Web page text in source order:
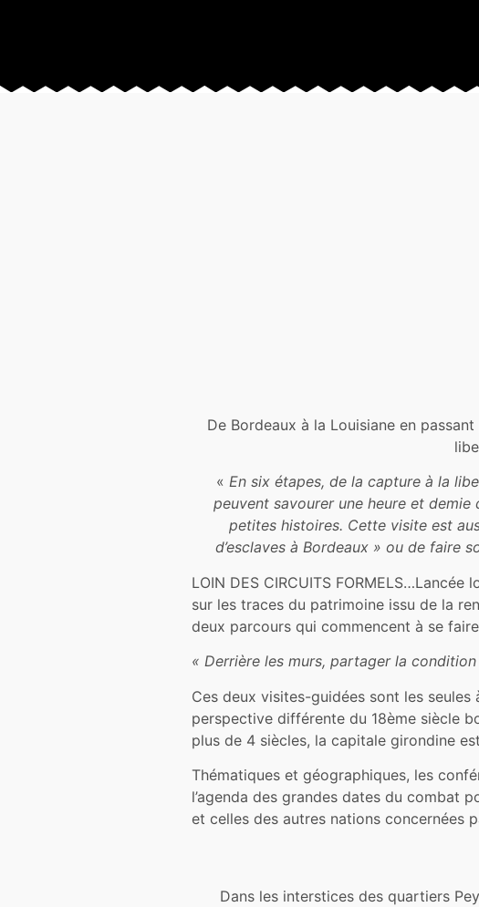
De Bordeaux à la Louisiane en
« En six étapes, de la capture à la
peuvent savourer une heure et
petites histoires. Cette visite est
d’esclaves à Bordeaux » ou de faire
LOIN DES CIRCUITS
sur les traces du patrimoine issu de la
deux parcours qui commencent à se
« Derrière les murs, partager la
Ces deux visites-guidées sont les
perspective différente du 18ème siècle
plus de 4 siècles, la capitale girondine
Thématiques et géographiques, les
l’agenda des grandes dates du combat
et celles des autres nations concernées
Dans les interstices des quartiers